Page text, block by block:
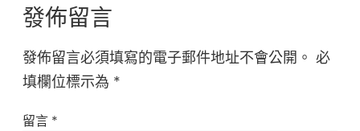
發佈留言
發佈留言必須填寫的電子郵件地址不會公開。 必
填欄位標示為 *
留言 *